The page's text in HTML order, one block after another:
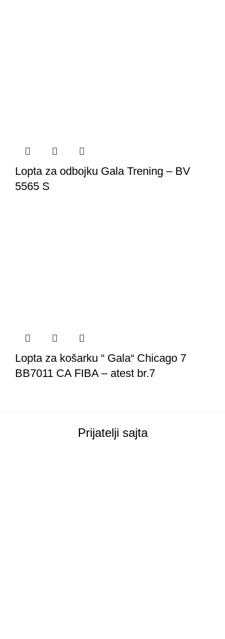
Lopta za odbojku Gala Trening – BV
5565 S
Lopta za košarku “ Gala“ Chicago 7
BB7011 CA FIBA – atest br.7
Prijatelji sajta